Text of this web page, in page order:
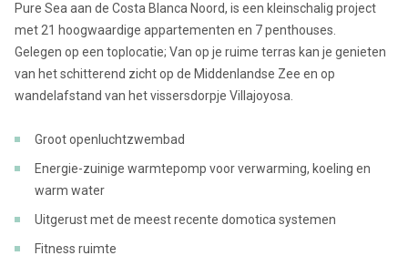
Pure Sea aan de Costa Blanca Noord, is een kleinschalig project
met 21 hoogwaardige appartementen en 7 penthouses.
Gelegen op een toplocatie; Van op je ruime terras kan je genieten
van het schitterend zicht op de Middenlandse Zee en op
wandelafstand van het vissersdorpje Villajoyosa.
Groot openluchtzwembad
Energie-zuinige warmtepomp voor verwarming, koeling en
warm water
Uitgerust met de meest recente domotica systemen
Fitness ruimte